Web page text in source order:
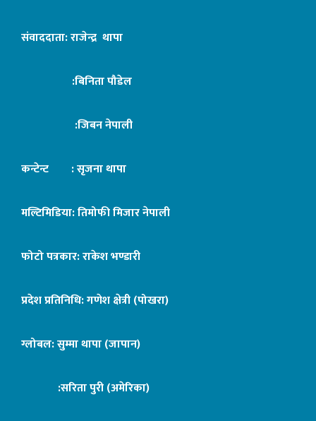
संवाददाता: राजेन्द्र थापा
:बिनिता पौडेल
:जिबन नेपाली
कन्टेन्ट : सृजना थापा
मल्टिमिडिया: तिमोफी मिजार नेपाली
फोटो पत्रकार: राकेश भण्डारी
प्रदेश प्रतिनिधि: गणेश क्षेत्री (पोखरा)
ग्लोबल: सुम्मा थापा (जापान)
:सरिता पुरी (अमेरिका)